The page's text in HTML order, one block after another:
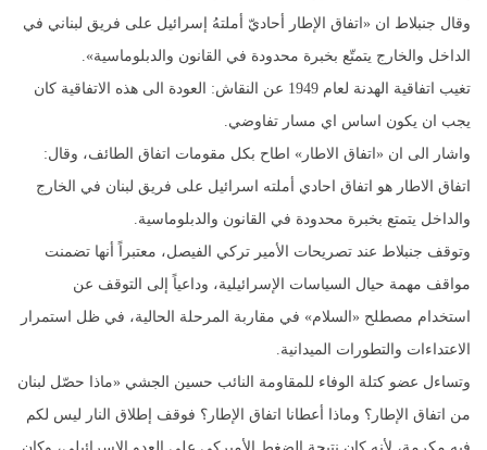
وقال جنبلاط ان «اتفاق الإطار أحاديّ أملتهُ إسرائيل على فريق لبناني في
الداخل والخارج يتمتّع بخبرة محدودة في القانون والدبلوماسية».
تغيب اتفاقية الهدنة لعام 1949 عن النقاش: العودة الى هذه الاتفاقية كان
يجب ان يكون اساس اي مسار تفاوضي.
واشار الى ان «اتفاق الاطار» اطاح بكل مقومات اتفاق الطائف، وقال:
اتفاق الاطار هو اتفاق احادي أملته اسرائيل على فريق لبنان في الخارج
والداخل يتمتع بخبرة محدودة في القانون والدبلوماسية.
وتوقف جنبلاط عند تصريحات الأمير تركي الفيصل، معتبراً أنها تضمنت
مواقف مهمة حيال السياسات الإسرائيلية، وداعياً إلى التوقف عن
استخدام مصطلح «السلام» في مقاربة المرحلة الحالية، في ظل استمرار
الاعتداءات والتطورات الميدانية.
وتساءل عضو كتلة الوفاء للمقاومة النائب حسين الجشي «ماذا حصّل لبنان
من اتفاق الإطار؟ وماذا أعطانا اتفاق الإطار؟ فوقف إطلاق النار ليس لكم